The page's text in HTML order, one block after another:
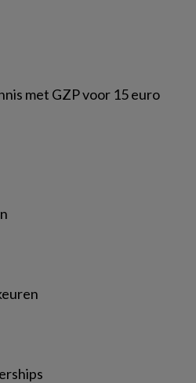
met GZP voor 15 euro